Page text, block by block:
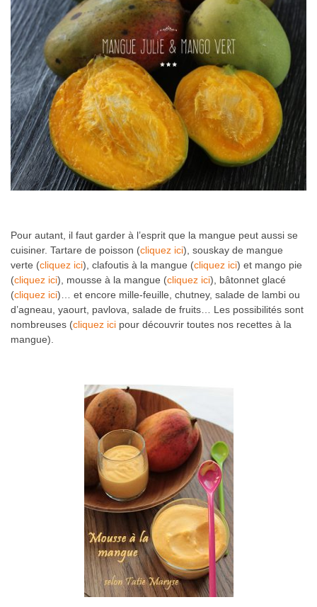
Pour autant, il faut garder à l’esprit que la mangue peut aussi se
cuisiner. Tartare de poisson (cliquez ici), souskay de mangue
verte (cliquez ici), clafoutis à la mangue (cliquez ici) et mango pie
(cliquez ici), mousse à la mangue (cliquez ici), bâtonnet glacé
(cliquez ici)… et encore mille-feuille, chutney, salade de lambi ou
d’agneau, yaourt, pavlova, salade de fruits… Les possibilités sont
nombreuses (cliquez ici pour découvrir toutes nos recettes à la
mangue).